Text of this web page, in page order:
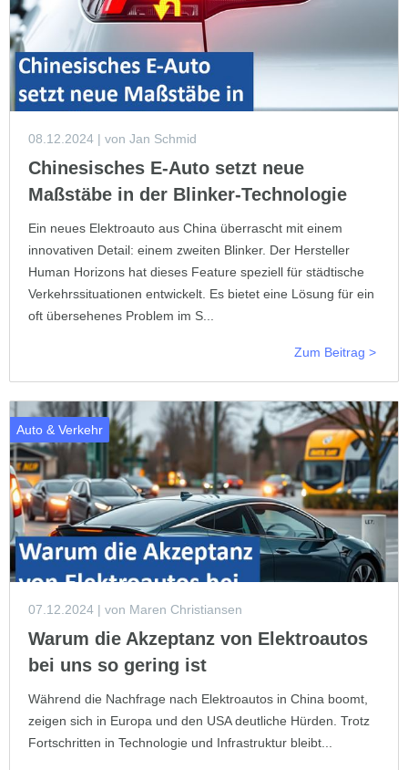
08.12.2024 | von Jan Schmid
Chinesisches E-Auto setzt neue
Maßstäbe in der Blinker-Technologie
Ein neues Elektroauto aus China überrascht mit einem
innovativen Detail: einem zweiten Blinker. Der Hersteller
Human Horizons hat dieses Feature speziell für städtische
Verkehrssituationen entwickelt. Es bietet eine Lösung für ein
oft übersehenes Problem im S...
Zum Beitrag >
Auto & Verkehr
07.12.2024 | von Maren Christiansen
Warum die Akzeptanz von Elektroautos
bei uns so gering ist
Während die Nachfrage nach Elektroautos in China boomt,
zeigen sich in Europa und den USA deutliche Hürden. Trotz
Fortschritten in Technologie und Infrastruktur bleibt...